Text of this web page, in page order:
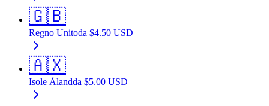
🇬🇧
Regno Unitoda $4.50 USD
🇦🇽
Isole Ålandda $5.00 USD